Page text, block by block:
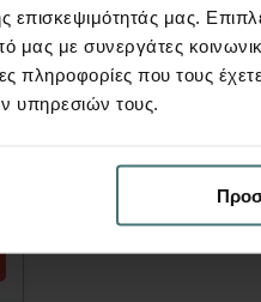
επισκεψιμότητάς μας.
μας με συνεργάτες
πληροφορίες που τους
υπηρεσιών τους.